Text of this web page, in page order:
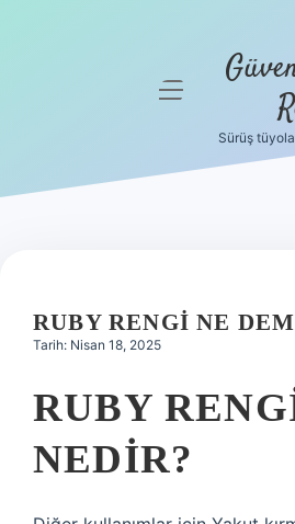
Hakkımızda
menüyü
Sürüş
RUBY RENGI NE
Tarih: Nisan 18, 2025
RUBY
NEDIR?